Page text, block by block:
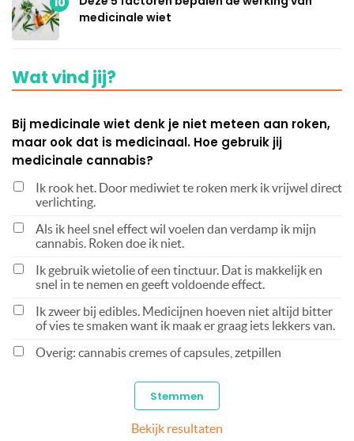
medicinale wiet
Wat vind jij?
Bij medicinale wiet denk je niet meteen aan roken,
maar ook dat is medicinaal. Hoe gebruik jij
medicinale cannabis?
Ik rook het. Door mediwiet te roken merk ik vrijwel direct
verlichting.
Als ik heel snel effect wil voelen dan verdamp ik mijn
cannabis. Roken doe ik niet.
Ik gebruik wietolie of een tinctuur. Dat is makkelijk en
snel in te nemen en geeft voldoende effect.
Ik zweer bij edibles. Medicijnen hoeven niet altijd bitter
of vies te smaken want ik maak er graag iets lekkers van.
Overig: cannabis cremes of capsules, zetpillen
Bekijk resultaten